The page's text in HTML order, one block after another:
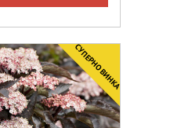
CУПЕРНОВИНКА